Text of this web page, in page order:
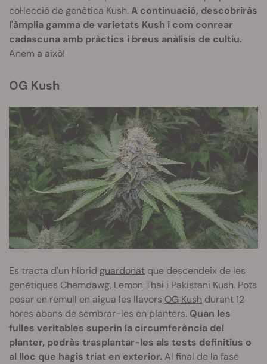
col·lecció de genètica Kush.A continuació, descobriràs
l'àmplia gamma de varietats Kush i com conrear
cadascuna amb pràctics i breus anàlisis de cultiu.
Anem a això!
OG Kush
Es tracta d'un híbrid guardonat que descendeix de les
genètiques Chemdawg, Lemon Thai i Pakistani Kush. Pots
posar en remull en aigua les llavors OG Kush durant 12
hores abans de sembrar-les en planters. Quan les
fulles veritables superin la circumferència del
planter, podràs trasplantar-les als tests definitius o
al lloc que hagis triat en exterior. Al final de la fase